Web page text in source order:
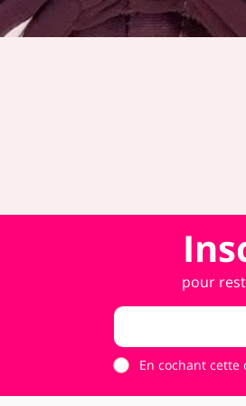
pour
En cochant cette